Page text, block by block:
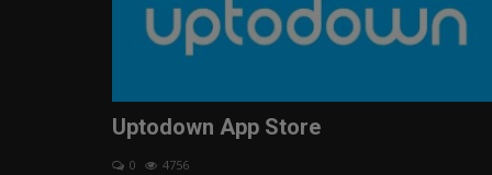
Uptodown App Store
0 4756